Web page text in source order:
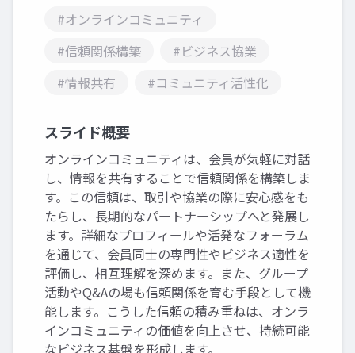
#オンラインコミュニティ
#信頼関係構築
#ビジネス協業
#情報共有
#コミュニティ活性化
スライド概要
オンラインコミュニティは、会員が気軽に対話
し、情報を共有することで信頼関係を構築しま
す。この信頼は、取引や協業の際に安心感をも
たらし、長期的なパートナーシップへと発展し
ます。詳細なプロフィールや活発なフォーラム
を通じて、会員同士の専門性やビジネス適性を
評価し、相互理解を深めます。また、グループ
活動やQ&Aの場も信頼関係を育む手段として機
能します。こうした信頼の積み重ねは、オンラ
インコミュニティの価値を向上させ、持続可能